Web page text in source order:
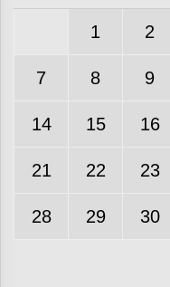
1 2
7 8 9
14 15 16
21 22 23
28 29 30